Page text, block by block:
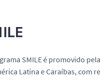
SMILE é promovido pela
Latina e Caraíbas, com